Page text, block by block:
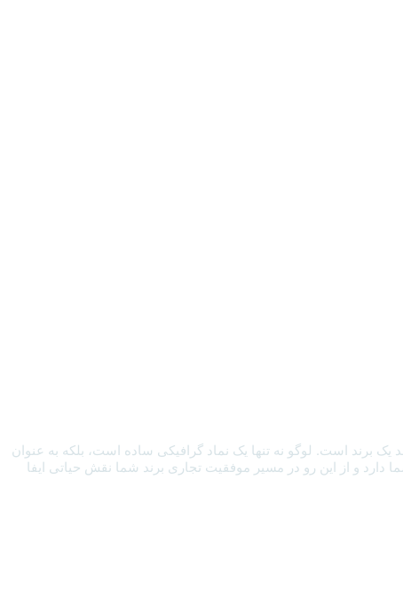
است. لوگو نه تنها یک نماد گرافیکی ساده است، بلکه به عنوان
دارد و از این رو در مسیر موفقیت تجاری برند شما نقش حیاتی ایفا